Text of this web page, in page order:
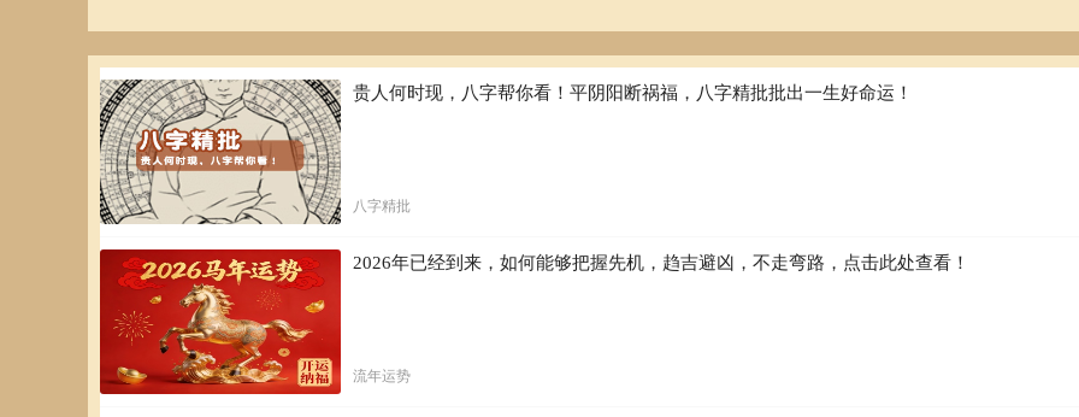
贵人何时现，八字帮你看！平阴阳断祸福，八字精批批出一生好命运！
八字精批
2026年已经到来，如何能够把握先机，趋吉避凶，不走弯路，点击此处查看！
流年运势